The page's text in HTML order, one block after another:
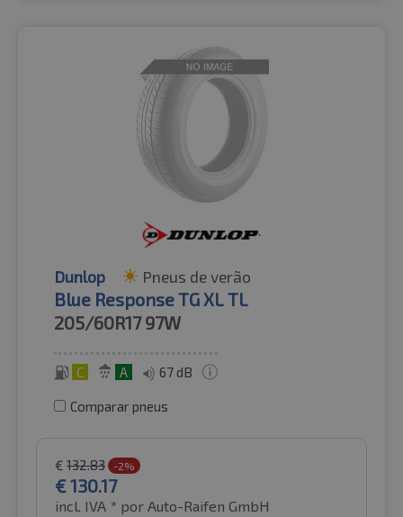
Dunlop Pneus de verão
Blue Response TG XL TL
205/60R17 97W
C A 67 dB
Comparar pneus
€ 132.83 -2%
€130.17
incl. IVA * por Auto-Raifen GmbH